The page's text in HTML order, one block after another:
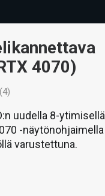
4070)
uudella 8-ytimisellä
-näytönohjaimella
varustettuna.